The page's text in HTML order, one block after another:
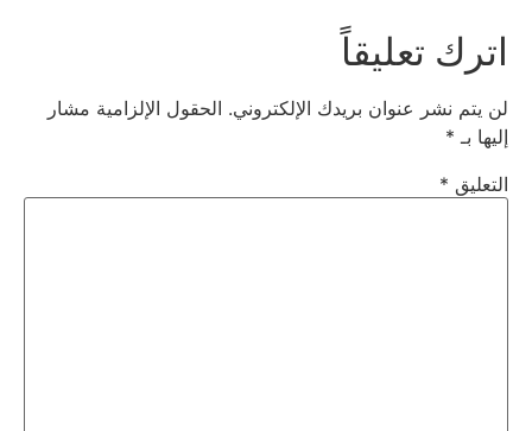
اترك تعليقاً
لن يتم نشر عنوان بريدك الإلكتروني. الحقول الإلزامية مشار
إليها بـ *
التعليق *